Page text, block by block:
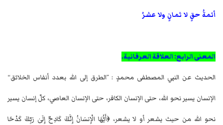
أئمةُ حقٍ لا ثمانٍ ولا عشرُ
المعنى الرابع: العلاقة العرفانية.
الحديث عن النبي المصطفى محمدٍ : ”الطرق إلى الله بعدد أنفاس الخلائق“
الإنسان يسير نحو الله، حتى الإنسان الكافر، حتى الإنسان العاصي، كلّ إنسان يسير
نحو الله من حيث يشعر أو لا يشعر، ﴿أَيُّهَا الْإِنسَانُ إِنَّكَ كَادِحٌ إِلَىٰ رَبِّكَ كَدْحًا